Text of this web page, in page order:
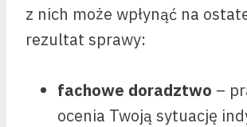
z nich może wpłynąć na
rezultat sprawy:
fachowe doradztwo –
ocenia Twoją sytuację